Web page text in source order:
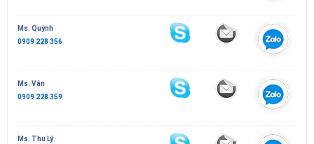
Ms. Quỳnh
0909 228 356
Ms. Vân
0909 228 359
Ms. Thu Lý